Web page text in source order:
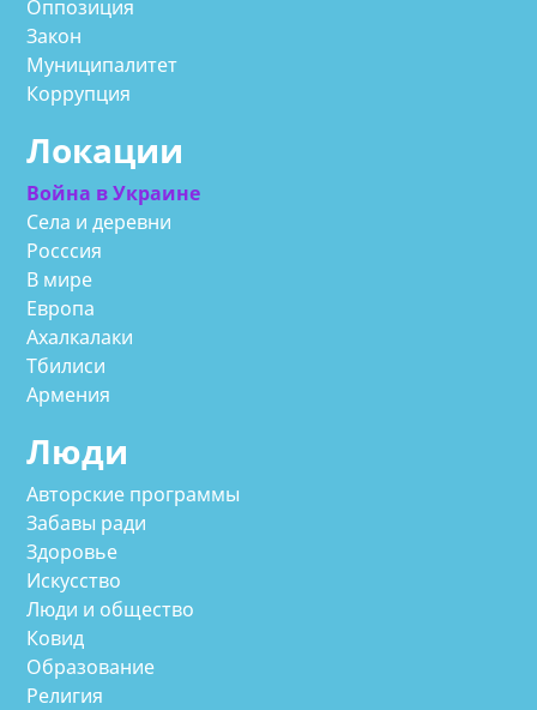
Оппозиция
Закон
Муниципалитет
Коррупция
Локации
Война в Украине
Села и деревни
Росссия
В мире
Европа
Ахалкалаки
Тбилиси
Армения
Люди
Авторские программы
Забавы ради
Здоровье
Искусство
Люди и общество
Ковид
Образование
Религия